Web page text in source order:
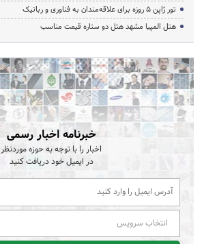
تور ژاپن ۵ روزه برای علاقه‌مندان به فناوری و رباتیک
هتل المپیا مشهد هتل دو ستاره قیمت مناسب
خبرنامه اخبار رسمی
اخبار را با توجه به حوزه موردنظر
در ایمیل خود دریافت کنید
انتخاب سرویس